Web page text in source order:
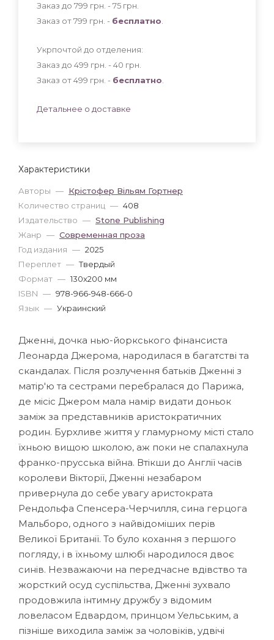
Характеристики
Авторы — Крістофер Вільям Гортнер
Количество страниц — 408
Издательство — Stone Publishing
Жанр — Современная проза
Год издания — 2025
Переплет — Твердый
Формат — 130x200 мм
ISBN — 978-966-948-666-0
Язык — Украинский
Заказ до 799 грн. - 75 грн.
Заказ от 799 грн. - бесплатно.
Укрпочтой до отделения:
Заказ до 499 грн. - 40 грн.
Заказ от 499 грн. - бесплатно.
Детальнее о доставке
Дженні, дочка нью-йоркського фінансиста
Леонарда Джерома, народилася в багатстві та
скандалах. Після розлучення батьків Дженні з
матір'ю та сестрами перебралася до Парижа,
де місіс Джером мала намір видати доньок
заміж за представників аристократичних
родин. Бурхливе життя у гламурному місті стало
їхньою вищою школою, аж поки не спалахнула
франко-прусська війна. Втікши до Англії часів
королеви Вікторії, Дженні незабаром
привернула до себе увагу аристократа
Рендольфа Спенсера-Черчилля, сина герцога
Мальборо, одного з найвідоміших перів
Великої Британії. То було кохання з першого
погляду, і в їхньому шлюбі народилося двоє
синів. Незважаючи на передчасне вдівство та
жорсткий осуд суспільства, Дженні зухвало
продовжила інтимну дружбу з відомим
ловеласом Едвардом, принцом Уельським, а
пізніше виходила заміж за чоловіків, удвічі